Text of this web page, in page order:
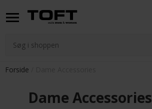
Forside
Dame Accessories